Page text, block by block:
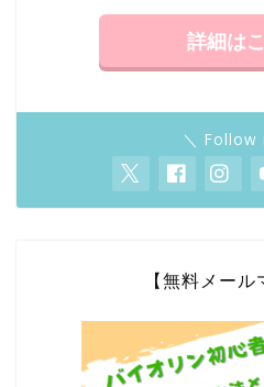
詳細は
＼ Follow
【無料メール